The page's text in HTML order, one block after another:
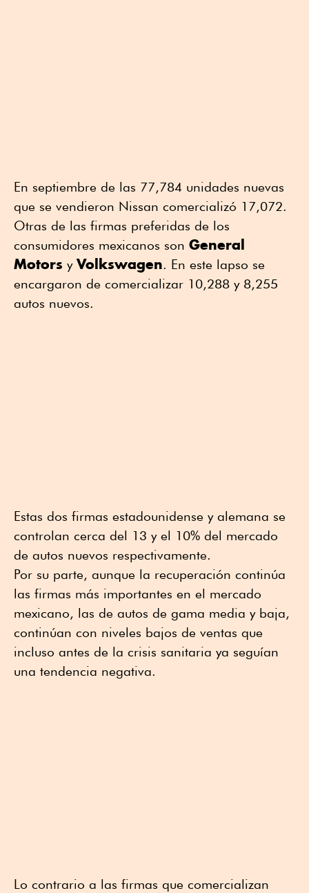
En septiembre de las 77,784 unidades nuevas
que se vendieron Nissan comercializó 17,072.
Otras de las firmas preferidas de los
consumidores mexicanos son General
Motors yVolkswagen. En este lapso se
encargaron de comercializar 10,288 y 8,255
autos nuevos.
Estas dos firmas estadounidense y alemana se
controlan cerca del 13 y el 10% del mercado
de autos nuevos respectivamente.
Por su parte, aunque la recuperación continúa
las firmas más importantes en el mercado
mexicano, las de autos de gama media y baja,
continúan con niveles bajos de ventas que
incluso antes de la crisis sanitaria ya seguían
una tendencia negativa.
Lo contrario a las firmas que comercializan